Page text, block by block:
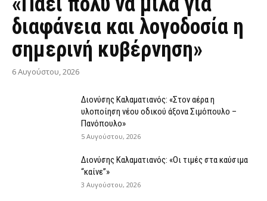
διαφάνεια και λογοδοσία η
σημερινή κυβέρνηση»
6 Αυγούστου, 2026
Διονύσης Καλαματιανός: «Στον αέρα η
υλοποίηση νέου οδικού άξονα Σιμόπουλο –
Πανόπουλο»
5 Αυγούστου, 2026
Διονύσης Καλαματιανός: «Οι τιμές στα καύσιμα
“καίνε”»
3 Αυγούστου, 2026